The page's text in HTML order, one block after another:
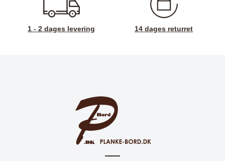
1 - 2 dages levering 14 dages returret